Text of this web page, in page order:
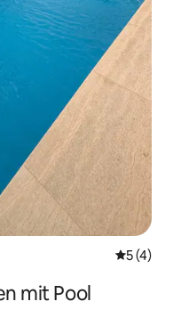
5 (4)
mit Pool